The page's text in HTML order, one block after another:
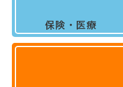
保険・医療